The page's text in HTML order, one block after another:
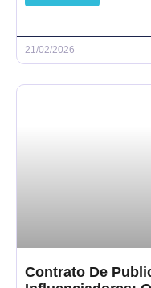
21/02/2026
Contrato De